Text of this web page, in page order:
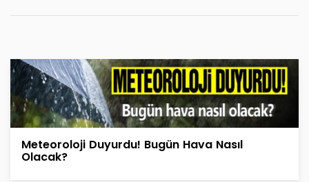
Meteoroloji Duyurdu! Bugün Hava Nasıl
Olacak?